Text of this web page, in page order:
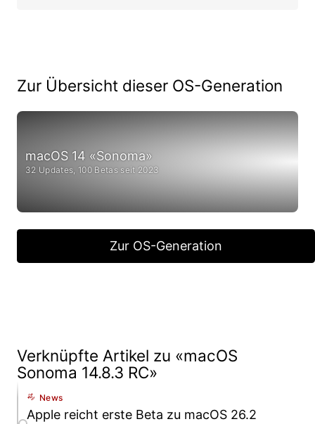
Zur Übersicht dieser OS-Generation
macOS 14 «Sonoma»
32 Updates, 100 Betas seit 2023
Zur OS-Generation
Verknüpfte Artikel zu «macOS
Sonoma 14.8.3 RC»
News
Apple reicht erste Beta zu macOS 26.2